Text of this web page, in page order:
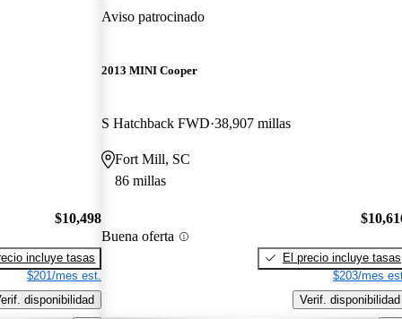
$10,498
incluye tasas
$201/mes est.
disponibilidad
Aviso patrocinado
2013 MINI Cooper
S Hatchback FWD 38,907 millas
Fort Mill, SC
86 millas
Buena oferta
El precio incluye tasas
$203/mes
Verif. disponibilidad